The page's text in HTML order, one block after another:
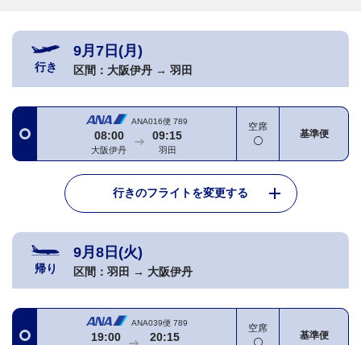
行き
9月7日(月)
区間： 大阪伊丹 → 羽田
ANA016便 789
08:00
大阪伊丹
09:15
羽田
空席
基準便
行きのフライトを変更する
帰り
9月8日(火)
区間： 羽田 → 大阪伊丹
ANA039便 789
19:00 20:15
空席
基準便